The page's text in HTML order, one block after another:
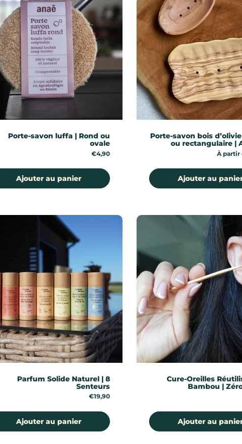
Porte-savon luffa | Rond ou
ovale
Prix:
€4,90
Ajouter au panier
Porte-savon bois
ou rectangulaire |
Prix:
À partir
Ajouter au
Parfum Solide Naturel | 8
Senteurs
Prix:
€19,90
Ajouter au panier
Cure-Oreilles
Bambou |
Ajouter au